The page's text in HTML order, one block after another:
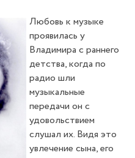
Любовь к музыке
проявилась у
Владимира с раннего
детства, когда по
радио шли
музыкальные
передачи он с
удовольствием
слушал их. Видя это
увлечение сына, его